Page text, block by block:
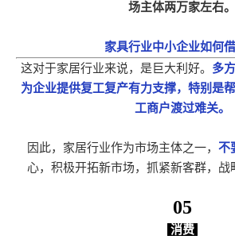
场主体两万家左右。
家具行业中小企业如何借
这对于家居行业来说，是巨大利好。 多
为企业提供复工复产有力支撑，特别是
工商户渡过难关。
因此，家居行业作为市场主体之一， 不
心，积极开拓新市场，抓紧新客群，战
05
消费